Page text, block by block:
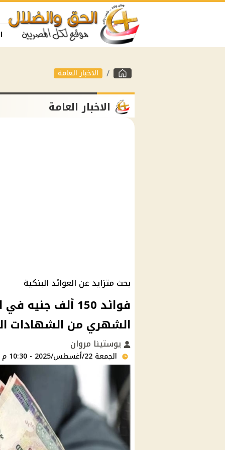
الاخبار العامة
الاخبار العامة
بحث متزايد عن العوائد البنكية
الشهري من الشهادات
يوستينا مروان
الجمعة 22/أغسطس/2025 - 10:30 م